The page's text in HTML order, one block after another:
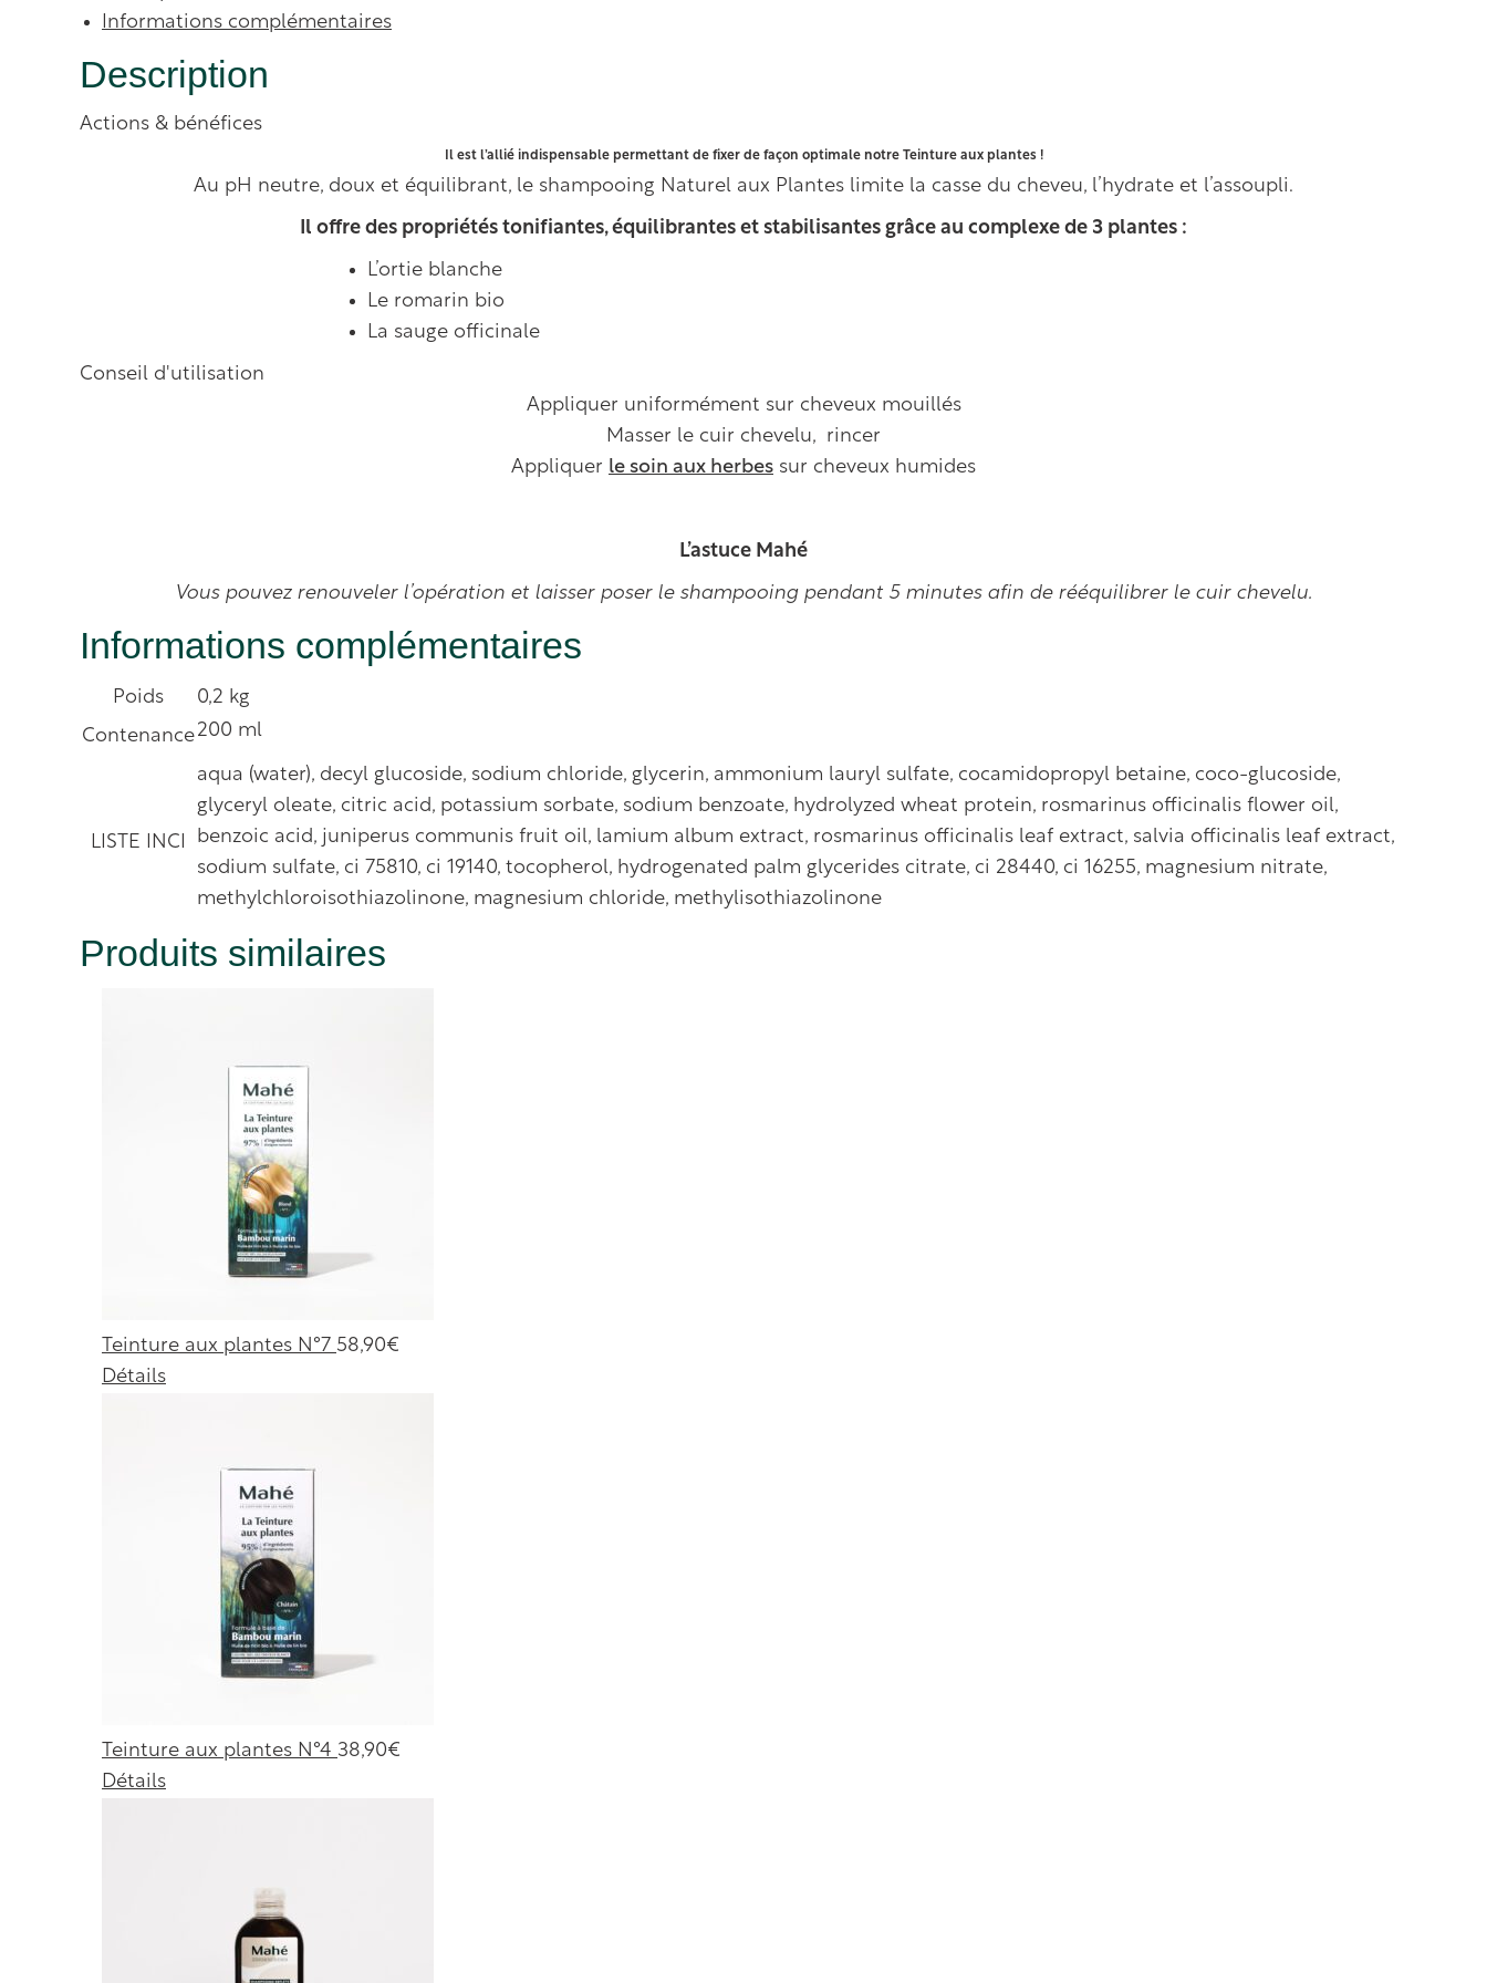
Informations complémentaires
Description
Actions & bénéfices
Il est l’allié indispensable permettant de fixer de façon optimale notre Teinture aux plantes !
Au pH neutre, doux et équilibrant, le shampooing Naturel aux Plantes limite la casse du cheveu, l’hydrate et l’assoupli.
Il offre des propriétés tonifiantes, équilibrantes et stabilisantes grâce au complexe de 3 plantes :
L’ortie blanche
Le romarin bio
La sauge officinale
Conseil d'utilisation
Appliquer uniformément sur cheveux mouillés
Masser le cuir chevelu, rincer
Appliquer le soin aux herbes sur cheveux humides
L’astuce Mahé
Vous pouvez renouveler l’opération et laisser poser le shampooing pendant 5 minutes afin de rééquilibrer le cuir chevelu.
Informations complémentaires
Poids
0,2 kg
Contenance200 ml
LISTE INCI
aqua (water), decyl glucoside, sodium chloride, glycerin, ammonium lauryl sulfate, cocamidopropyl betaine, coco-glucoside,
glyceryl oleate, citric acid, potassium sorbate, sodium benzoate, hydrolyzed wheat protein, rosmarinus officinalis flower oil,
benzoic acid, juniperus communis fruit oil, lamium album extract, rosmarinus officinalis leaf extract, salvia officinalis leaf extract,
sodium sulfate, ci 75810, ci 19140, tocopherol, hydrogenated palm glycerides citrate, ci 28440, ci 16255, magnesium nitrate,
methylchloroisothiazolinone, magnesium chloride, methylisothiazolinone
Produits similaires
Teinture aux plantes N°7 58,90€
Détails
Teinture aux plantes N°4 38,90€
Détails